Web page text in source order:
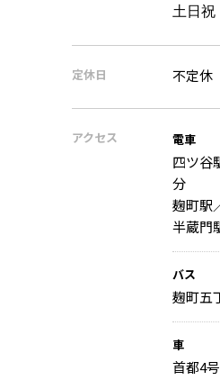
土日祝
定休日 不定休
アクセス 電車
四ツ谷
分
麹町駅
半蔵門
バス
麹町五
車
首都4